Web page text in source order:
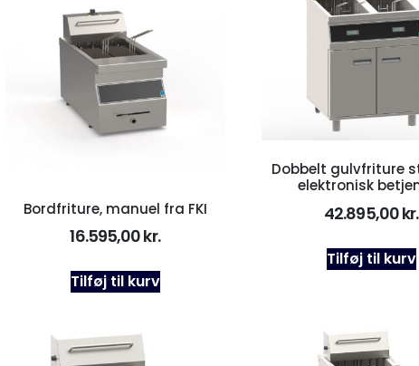
Bordfriture, manuel fra FKI
16.595,00kr.
Tilføj til kurv
Dobbelt gulvfriture
elektronisk
42.895,00kr.
Tilføj til kurv